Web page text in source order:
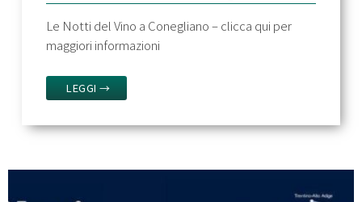
Le Notti del Vino a Conegliano – clicca qui per
maggiori informazioni
LEGGI →